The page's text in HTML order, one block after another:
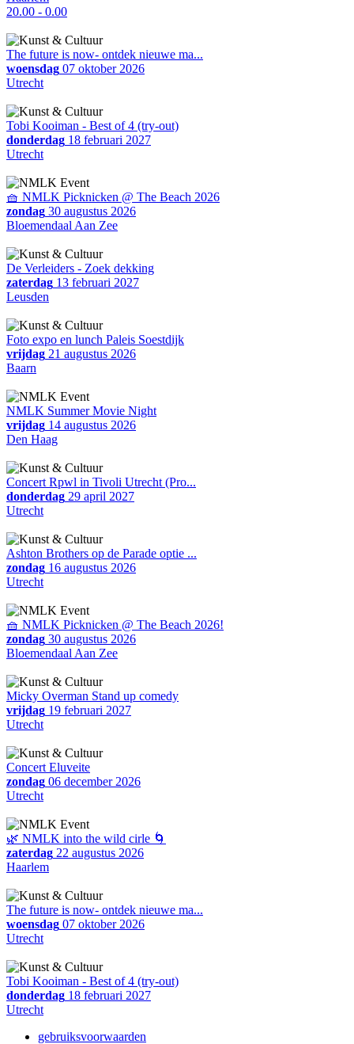
20.00 - 0.00
The future is now- ontdek nieuwe ma...
woensdag 07 oktober 2026
Utrecht
Tobi Kooiman - Best of 4 (try-out)
donderdag 18 februari 2027
Utrecht
🧺 NMLK Picknicken @ The Beach 2026
zondag 30 augustus 2026
Bloemendaal Aan Zee
De Verleiders - Zoek dekking
zaterdag 13 februari 2027
Leusden
Foto expo en lunch Paleis Soestdijk
vrijdag 21 augustus 2026
Baarn
NMLK Summer Movie Night
vrijdag 14 augustus 2026
Den Haag
Concert Rpwl in Tivoli Utrecht (Pro...
donderdag 29 april 2027
Utrecht
Ashton Brothers op de Parade optie ...
zondag 16 augustus 2026
Utrecht
🧺 NMLK Picknicken @ The Beach 2026!
zondag 30 augustus 2026
Bloemendaal Aan Zee
Micky Overman Stand up comedy
vrijdag 19 februari 2027
Utrecht
Concert Eluveite
zondag 06 december 2026
Utrecht
🌿 NMLK into the wild cirle 🌀
zaterdag 22 augustus 2026
Haarlem
The future is now- ontdek nieuwe ma...
woensdag 07 oktober 2026
Utrecht
Tobi Kooiman - Best of 4 (try-out)
donderdag 18 februari 2027
Utrecht
gebruiksvoorwaarden